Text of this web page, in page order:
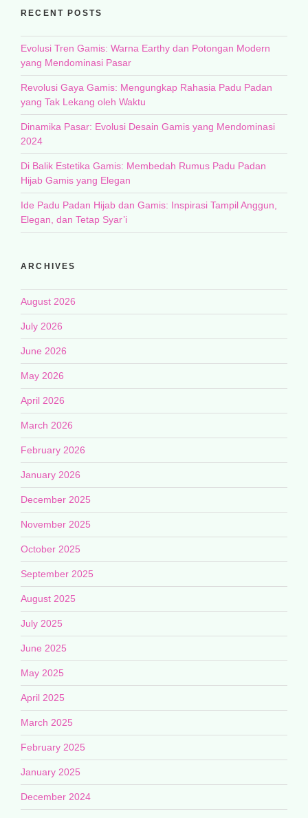
RECENT POSTS
Evolusi Tren Gamis: Warna Earthy dan Potongan Modern
yang Mendominasi Pasar
Revolusi Gaya Gamis: Mengungkap Rahasia Padu Padan
yang Tak Lekang oleh Waktu
Dinamika Pasar: Evolusi Desain Gamis yang Mendominasi
2024
Di Balik Estetika Gamis: Membedah Rumus Padu Padan
Hijab Gamis yang Elegan
Ide Padu Padan Hijab dan Gamis: Inspirasi Tampil Anggun,
Elegan, dan Tetap Syar’i
ARCHIVES
August 2026
July 2026
June 2026
May 2026
April 2026
March 2026
February 2026
January 2026
December 2025
November 2025
October 2025
September 2025
August 2025
July 2025
June 2025
May 2025
April 2025
March 2025
February 2025
January 2025
December 2024